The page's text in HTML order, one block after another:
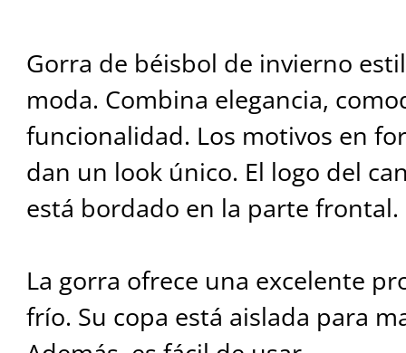
Gorra de béisbol de invierno
moda. Combina elegancia,
funcionalidad. Los motivos en
dan un look único. El logo del
está bordado en la parte frontal.
La gorra ofrece una excelente
frío. Su copa está aislada para